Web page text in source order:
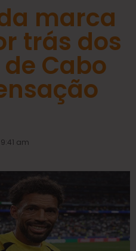
marca
trás dos
Cabo
9:41 am